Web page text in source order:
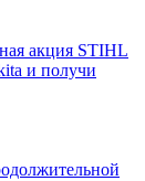
акция STIHL
и получи